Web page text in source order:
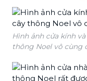
Hình ảnh cửa kính
thông Noel vô cùng